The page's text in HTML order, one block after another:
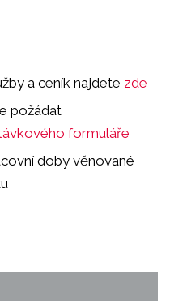
a ceník najdete zde
požádat
formuláře
doby věnované